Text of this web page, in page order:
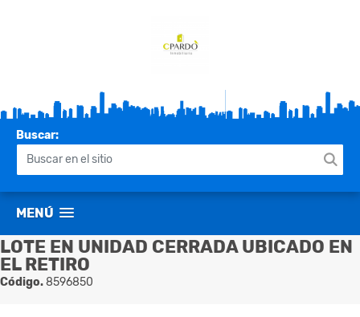
Buscar:
MENÚ
LOTE EN UNIDAD CERRADA UBICADO EN
EL RETIRO
Código.8596850